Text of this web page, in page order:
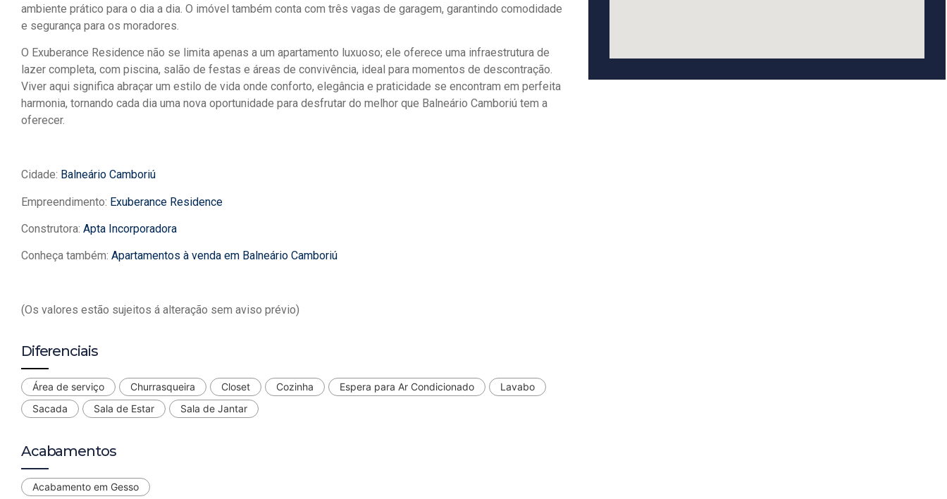
ambiente prático para o dia a dia. O imóvel também conta com três vagas de garagem, garantindo comodidade
e segurança para os moradores.
O Exuberance Residence não se limita apenas a um apartamento luxuoso; ele oferece uma infraestrutura de
lazer completa, com piscina, salão de festas e áreas de convivência, ideal para momentos de descontração.
Viver aqui significa abraçar um estilo de vida onde conforto, elegância e praticidade se encontram em perfeita
harmonia, tornando cada dia uma nova oportunidade para desfrutar do melhor que Balneário Camboriú tem a
oferecer.
Cidade: Balneário Camboriú
Empreendimento: Exuberance Residence
Construtora: Apta Incorporadora
Conheça também: Apartamentos à venda em Balneário Camboriú
(Os valores estão sujeitos á alteração sem aviso prévio)
Diferenciais
Área de serviço Churrasqueira Closet Cozinha Espera para Ar Condicionado
Lavabo
Sacada
Sala de Estar Sala de Jantar
Acabamentos
Acabamento em Gesso